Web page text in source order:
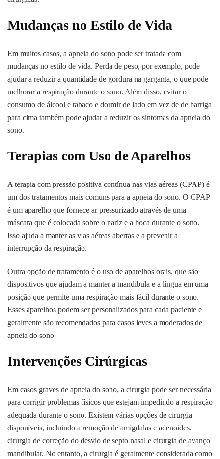
Mudanças no Estilo de Vida
Em muitos casos, a apneia do sono pode ser tratada com
mudanças no estilo de vida. Perda de peso, por exemplo, pode
ajudar a reduzir a quantidade de gordura na garganta, o que pode
melhorar a respiração durante o sono. Além disso, evitar o
consumo de álcool e tabaco e dormir de lado em vez de de barriga
para cima também pode ajudar a reduzir os sintomas da apneia do
sono.
Terapias com Uso de Aparelhos
A terapia com pressão positiva contínua nas vias aéreas (CPAP) é
um dos tratamentos mais comuns para a apneia do sono. O CPAP
é um aparelho que fornece ar pressurizado através de uma
máscara que é colocada sobre o nariz e a boca durante o sono.
Isso ajuda a manter as vias aéreas abertas e a prevenir a
interrupção da respiração.
Outra opção de tratamento é o uso de aparelhos orais, que são
dispositivos que ajudam a manter a mandíbula e a língua em uma
posição que permite uma respiração mais fácil durante o sono.
Esses aparelhos podem ser personalizados para cada paciente e
geralmente são recomendados para casos leves a moderados de
apneia do sono.
Intervenções Cirúrgicas
Em casos graves de apneia do sono, a cirurgia pode ser necessária
para corrigir problemas físicos que estejam impedindo a respiração
adequada durante o sono. Existem várias opções de cirurgia
disponíveis, incluindo a remoção de amígdalas e adenoides,
cirurgia de correção do desvio de septo nasal e cirurgia de avanço
mandibular. No entanto, a cirurgia é geralmente considerada como